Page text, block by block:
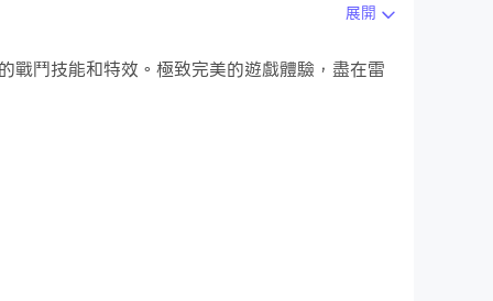
展開
鬥技能和特效。極致完美的遊戲體驗，盡在雷